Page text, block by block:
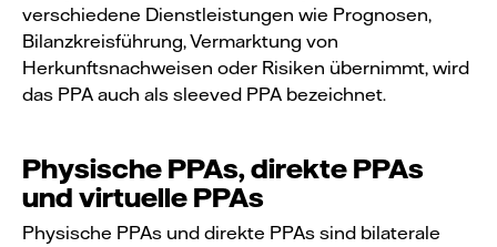
verschiedene Dienstleistungen wie Prognosen,
Bilanzkreisführung, Vermarktung von
Herkunftsnachweisen oder Risiken übernimmt, wird
das PPA auch als sleeved PPA bezeichnet.
Physische PPAs, direkte PPAs
und virtuelle PPAs
Physische PPAs und direkte PPAs sind bilaterale